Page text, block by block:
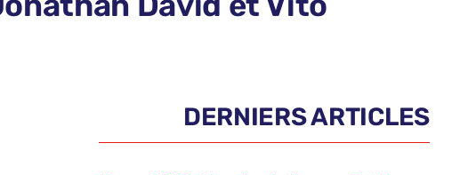
DERNIERS ARTICLES